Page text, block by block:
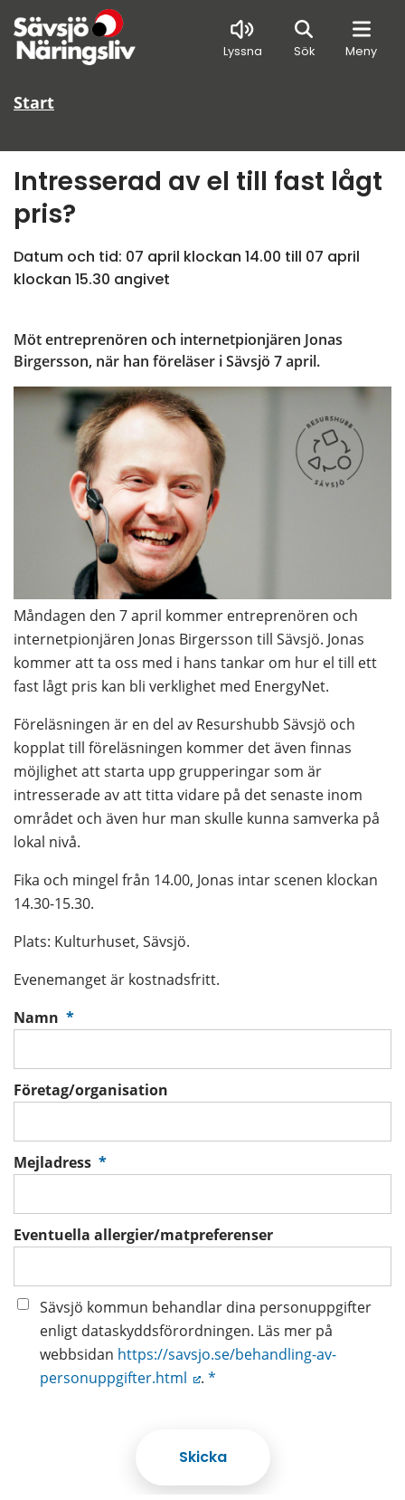
Lyssna Sök Meny
Sök
Start
Intresserad av el till fast lågt
pris?
Datum och tid: 07 april klockan 14.00 till 07 april
klockan 15.30 angivet
Möt entreprenören och internetpionjären Jonas
Birgersson, när han föreläser i Sävsjö 7 april.
Måndagen den 7 april kommer entreprenören och
internetpionjären Jonas Birgersson till Sävsjö. Jonas
kommer att ta oss med i hans tankar om hur el till ett
fast lågt pris kan bli verklighet med EnergyNet.
Föreläsningen är en del av Resurshubb Sävsjö och
kopplat till föreläsningen kommer det även finnas
möjlighet att starta upp grupperingar som är
intresserade av att titta vidare på det senaste inom
området och även hur man skulle kunna samverka på
lokal nivå.
Fika och mingel från 14.00, Jonas intar scenen klockan
14.30-15.30.
Plats: Kulturhuset, Sävsjö.
Evenemanget är kostnadsfritt.
Namn *(obligatorisk)
Företag/organisation
Mejladress *(obligatorisk)
Eventuella allergier/matpreferenser
Sävsjö kommun behandlar dina personuppgifter
enligt dataskyddsförordningen. Läs mer på
webbsidan https://savsjo.se/behandling-av-
personuppgifter.html
. *